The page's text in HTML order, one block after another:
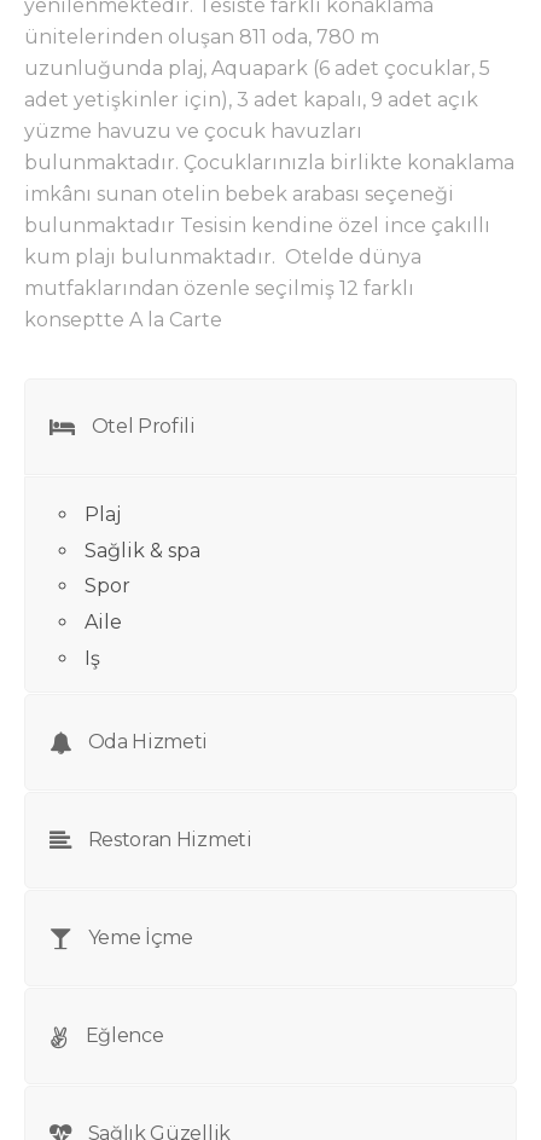
yenilenmektedir. Tesiste farklı konaklama
ünitelerinden oluşan 811 oda, 780 m
uzunluğunda plaj, Aquapark (6 adet çocuklar, 5
adet yetişkinler için), 3 adet kapalı, 9 adet açık
yüzme havuzu ve çocuk havuzları
bulunmaktadır. Çocuklarınızla birlikte konaklama
imkânı sunan otelin bebek arabası seçeneği
bulunmaktadır Tesisin kendine özel ince çakıllı
kum plajı bulunmaktadır. Otelde dünya
mutfaklarından özenle seçilmiş 12 farklı
konseptte A la Carte
Otel Profili
Plaj
Sağlik & spa
Spor
Aile
Iş
Oda Hizmeti
Restoran Hizmeti
Yeme İçme
Eğlence
Sağlık Güzellik